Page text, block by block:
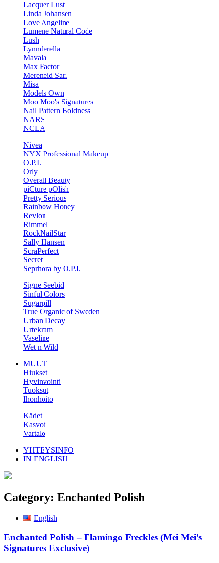
Lacquer Lust
Linda Johansen
Love Angeline
Lumene Natural Code
Lush
Lynnderella
Mavala
Max Factor
Mereneid Sari
Misa
Models Own
Moo Moo's Signatures
Nail Pattern Boldness
NARS
NCLA
Nivea
NYX Professional Makeup
O.P.I.
Orly
Overall Beauty
piCture pOlish
Pretty Serious
Rainbow Honey
Revlon
Rimmel
RockNailStar
Sally Hansen
ScraPerfect
Secret
Seprhora by O.P.I.
Signe Seebid
Sinful Colors
Sugarpill
True Organic of Sweden
Urban Decay
Urtekram
Vaseline
Wet n Wild
MUUT
Hiukset
Hyvinvointi
Tuoksut
Ihonhoito
Kädet
Kasvot
Vartalo
YHTEYSINFO
IN ENGLISH
Category: Enchanted Polish
English
Enchanted Polish – Flamingo Freckles (Mei Mei’s
Signatures Exclusive)